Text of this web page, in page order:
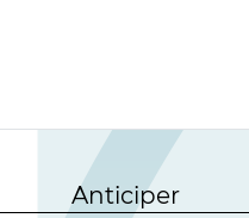
Anticiper